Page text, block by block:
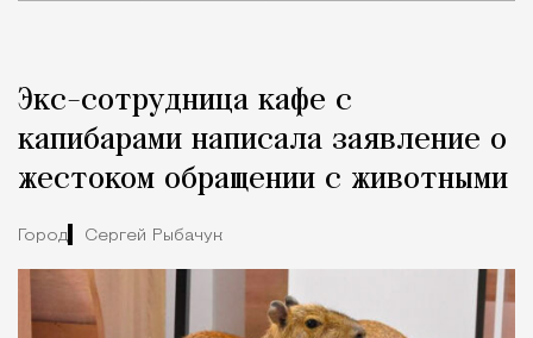
Город
Экс-сотрудница кафе с
капибарами написала заявление о
жестоком обращении с животными
Город Сергей Рыбачук